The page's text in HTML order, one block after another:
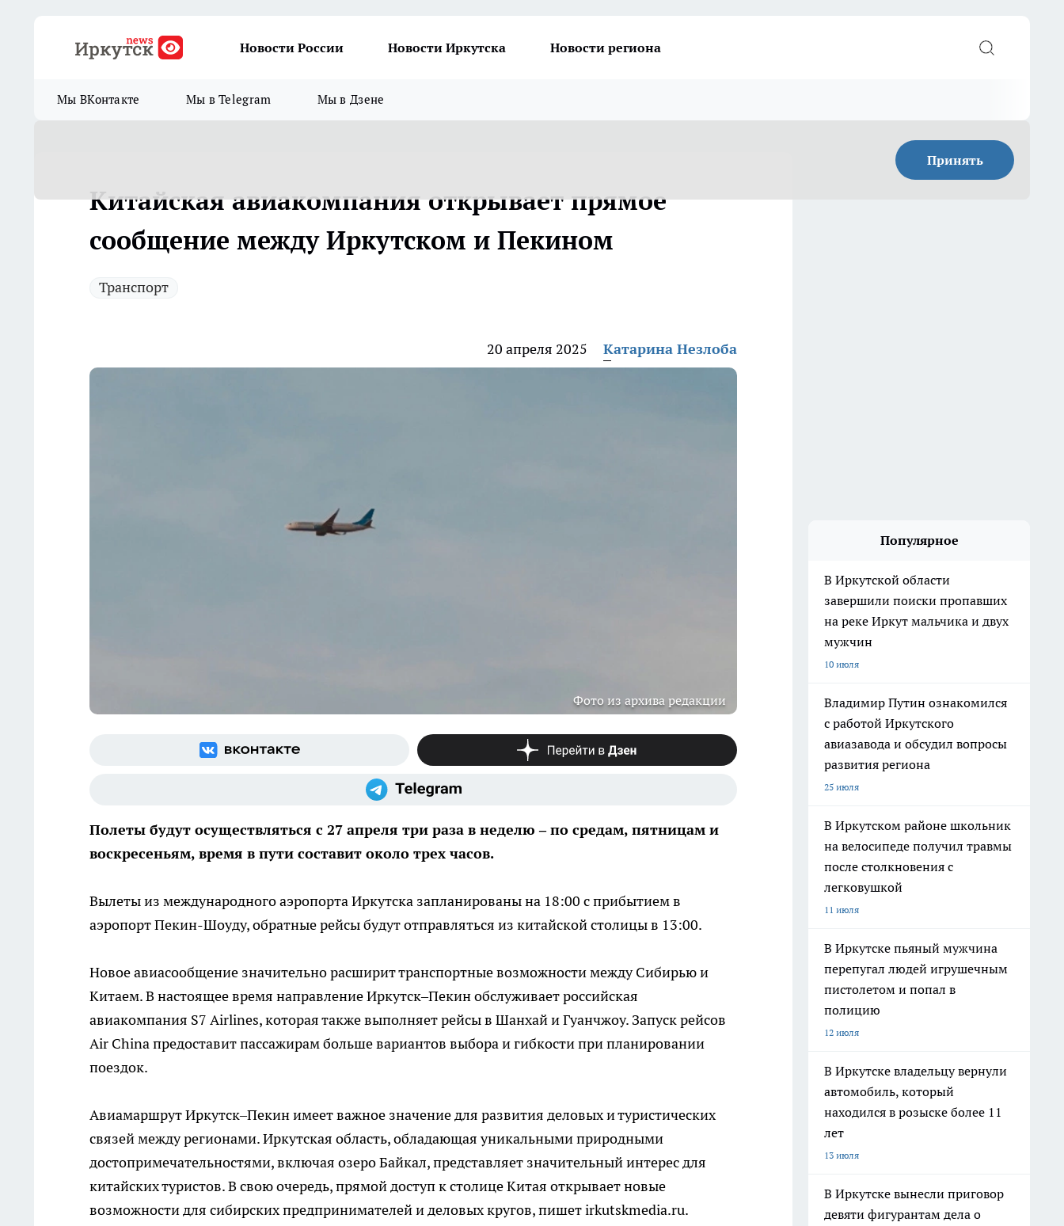
Новости России Новости Иркутска Новости региона
Мы ВКонтакте Мы в Telegram Мы в Дзене
Принять
Китайская авиакомпания открывает прямое
сообщение между Иркутском и Пекином
Транспорт
20 апреля 2025 Катарина Незлоба
Фото из архива редакции
Полеты будут осуществляться с 27 апреля три раза в неделю – по средам, пятницам и
воскресеньям, время в пути составит около трех часов.
Вылеты из международного аэропорта Иркутска запланированы на 18:00 с прибытием в
аэропорт Пекин-Шоуду, обратные рейсы будут отправляться из китайской столицы в 13:00.
Новое авиасообщение значительно расширит транспортные возможности между Сибирью и
Китаем. В настоящее время направление Иркутск–Пекин обслуживает российская
авиакомпания S7 Airlines, которая также выполняет рейсы в Шанхай и Гуанчжоу. Запуск рейсов
Air China предоставит пассажирам больше вариантов выбора и гибкости при планировании
поездок.
Авиамаршрут Иркутск–Пекин имеет важное значение для развития деловых и туристических
связей между регионами. Иркутская область, обладающая уникальными природными
достопримечательностями, включая озеро Байкал, представляет значительный интерес для
китайских туристов. В свою очередь, прямой доступ к столице Китая открывает новые
возможности для сибирских предпринимателей и деловых кругов, пишет irkutskmedia.ru.
Популярное
В Иркутской области
завершили поиски пропавших
на реке Иркут мальчика и двух
мужчин
10 июля
Владимир Путин ознакомился
с работой Иркутского
авиазавода и обсудил вопросы
развития региона
25 июля
В Иркутском районе школьник
на велосипеде получил травмы
после столкновения с
легковушкой
11 июля
В Иркутске пьяный мужчина
перепугал людей игрушечным
пистолетом и попал в
полицию
12 июля
В Иркутске владельцу вернули
автомобиль, который
находился в розыске более 11
лет
13 июля
В Иркутске вынесли приговор
девяти фигурантам дела о